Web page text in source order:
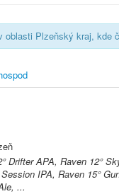
oblasti Plzeňský kraj, kde
Drifter APA, Raven 12°
IPA, Raven 15°
...